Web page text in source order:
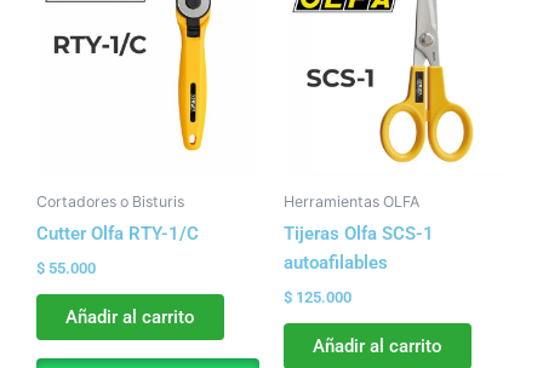
Cortadores o Bisturis
Cutter Olfa RTY-1/C
$ 55.000
Añadir al carrito
Herramientas OLFA
Tijeras Olfa SCS-1
autoafilables
$ 125.000
Añadir al carrito